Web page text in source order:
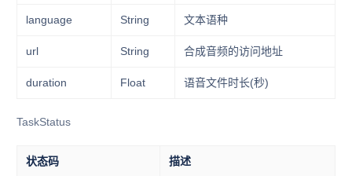
language String 文本语种
url String 合成音频的访问地址
duration Float 语音文件时长(秒)
TaskStatus
状态码 描述